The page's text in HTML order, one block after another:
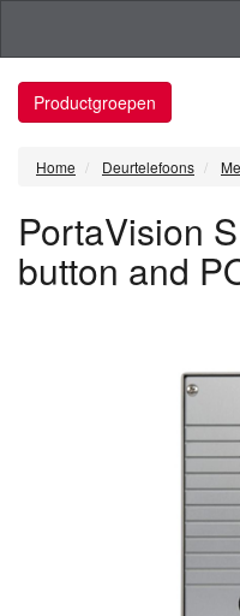
Productgroepen
Home Deurtelefoons
PortaVision
button and